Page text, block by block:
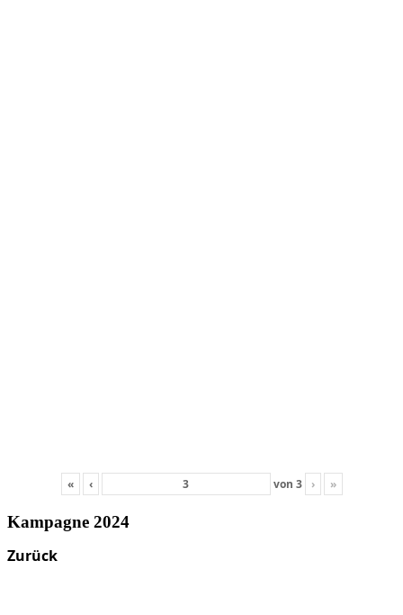
« ‹ von 3 › »
Kampagne 2024
Zurück